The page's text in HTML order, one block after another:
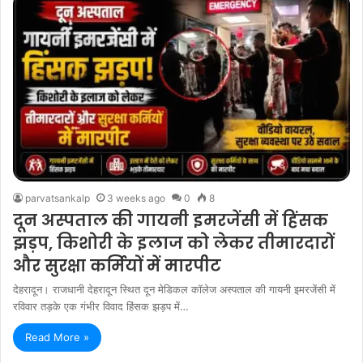
parvatsankalp 3 weeks ago 0 8
दून अस्पताल की गायनी इमरजेंसी में हिंसक
झड़प, किशोरी के इलाज को लेकर तीमारदारों
और सुरक्षा कर्मियों में मारपीट
देहरादून। राजधानी देहरादून स्थित दून मेडिकल कॉलेज अस्पताल की गायनी इमरजेंसी में
रविवार तड़के एक गंभीर विवाद हिंसक झड़प में…
Read More »